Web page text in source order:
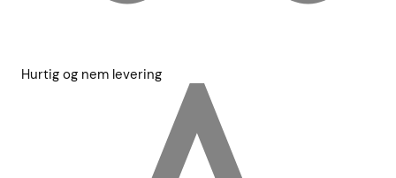
Hurtig og nem levering